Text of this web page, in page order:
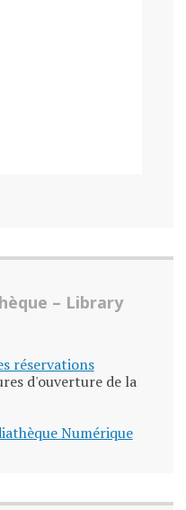
– Library
réservations
d'ouverture de la
Numérique